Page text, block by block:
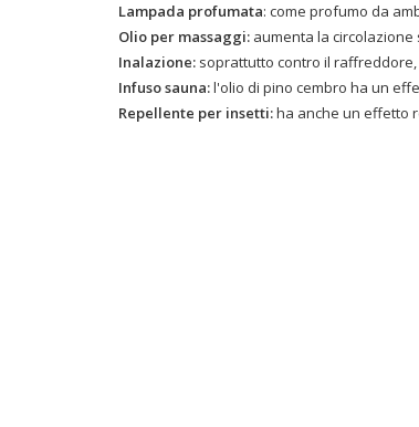
Lampada profumata: come profumo da
Olio per massaggi: aumenta la
Inalazione: soprattutto contro il
Infuso sauna:l'olio di pino cembro ha un
Repellente per insetti:ha anche un effetto